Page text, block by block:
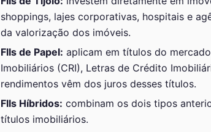
shoppings, lajes corporativas, hospitais e
da valorização dos imóveis.
FIIs de Papel: aplicam em títulos do
Imobiliários (CRI), Letras de Crédito
rendimentos vêm dos juros desses títulos.
FIIs Híbridos: combinam os dois tipos
títulos imobiliários.